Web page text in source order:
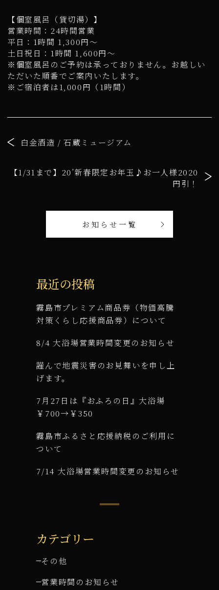
【個室風呂（貸切湯）】
営業時間：24時間営業
平日：1時間 1,300円～
土日祝日：1時間 1,600円～
※個室風呂のご予約は承っておりません。お越しい
ただいた順番でご案内いたします。
※ご宿泊者は1,000円（1時間）
白金酒造 / 石蔵ミュージアム
【1/31まで】20’新春限定お年玉♪お一人様2020
円引！
お知らせ一覧
最近の投稿
霧島市プレミアム商品券（物価高騰
対策くらし応援商品券）について
8/4 大浴場営業時間変更のお知らせ
謹んで地震災害のお見舞いを申し上
げます。
7月27日は『おふろの日』大浴場
￥700→￥350
霧島市ふるさと応援納税のご利用に
ついて
7/14 大浴場営業時間変更のお知らせ
カテゴリー
その他
営業時間のお知らせ